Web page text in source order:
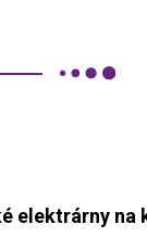
elektrárny na